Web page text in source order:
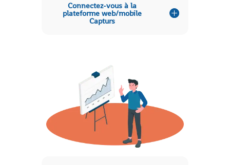
Connectez-vous à la
plateforme web/mobile
Capturs